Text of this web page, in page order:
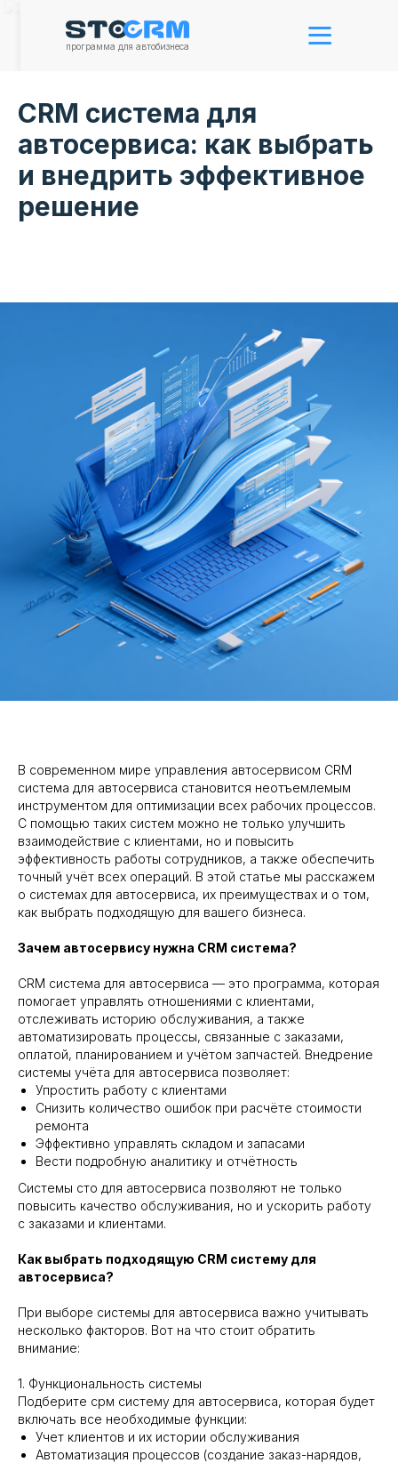
программа для автобизнеса
CRM система для
автосервиса: как выбрать
и внедрить эффективное
решение
В современном мире управления автосервисом CRM
система для автосервиса становится неотъемлемым
инструментом для оптимизации всех рабочих процессов.
С помощью таких систем можно не только улучшить
взаимодействие с клиентами, но и повысить
эффективность работы сотрудников, а также обеспечить
точный учёт всех операций. В этой статье мы расскажем
о системах для автосервиса, их преимуществах и о том,
как выбрать подходящую для вашего бизнеса.
Зачем автосервису нужна CRM система?
CRM система для автосервиса — это программа, которая
помогает управлять отношениями с клиентами,
отслеживать историю обслуживания, а также
автоматизировать процессы, связанные с заказами,
оплатой, планированием и учётом запчастей. Внедрение
системы учёта для автосервиса позволяет:
Упростить работу с клиентами
Снизить количество ошибок при расчёте стоимости
ремонта
Эффективно управлять складом и запасами
Вести подробную аналитику и отчётность
Системы сто для автосервиса позволяют не только
повысить качество обслуживания, но и ускорить работу
с заказами и клиентами.
Как выбрать подходящую CRM систему для
автосервиса?
При выборе системы для автосервиса важно учитывать
несколько факторов. Вот на что стоит обратить
внимание:
1. Функциональность системы
Подберите срм систему для автосервиса, которая будет
включать все необходимые функции:
Учет клиентов и их истории обслуживания
Автоматизация процессов (создание заказ-нарядов,